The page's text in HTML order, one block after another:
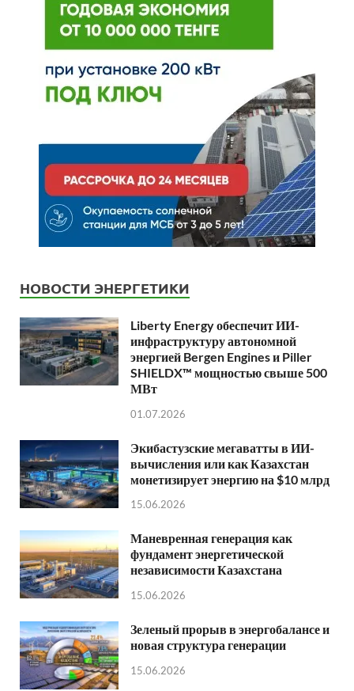
НОВОСТИ ЭНЕРГЕТИКИ
Liberty Energy обеспечит ИИ-
инфраструктуру автономной
энергией Bergen Engines и Piller
SHIELDX™ мощностью свыше 500
МВт
01.07.2026
Экибастузские мегаватты в ИИ-
вычисления или как Казахстан
монетизирует энергию на $10 млрд
15.06.2026
Маневренная генерация как
фундамент энергетической
независимости Казахстана
15.06.2026
Зеленый прорыв в энергобалансе и
новая структура генерации
15.06.2026